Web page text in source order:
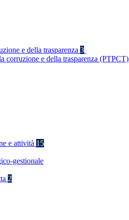
e della trasparenza 3
corruzione e della trasparenza (PTPCT)
e attività 15
gestionale
2